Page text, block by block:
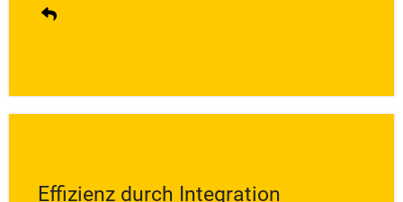
Effizienz durch Integration